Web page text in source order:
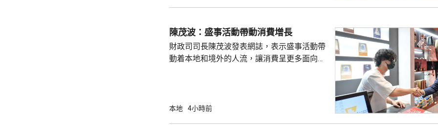
會集團。警方形容集團分工精細，成員在九龍
及新界等地，經營賭檔及毒窟，亦涉及販毒，
為清洗犯罪得益，集團會...
陳茂波：盛事活動帶動消費增長
財政司司長陳茂波發表網誌，表示盛事活動帶
動着本地和境外的人流，讓消費呈更多面向的
億元，有啟德附近的食肆指期間的生意增長了
本地 4小時前